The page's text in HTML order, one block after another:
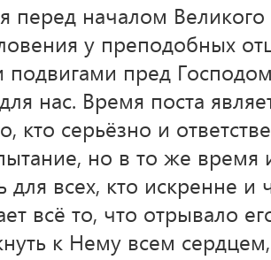
перед началом
у преподобных
подвигами пред
нас. Время поста
кто серьёзно и
но в то же время
для всех, кто искренне и
всё то, что отрывало
к Нему всем